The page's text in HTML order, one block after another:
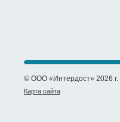
© ООО «Интердост» 2026 г.
Карта сайта